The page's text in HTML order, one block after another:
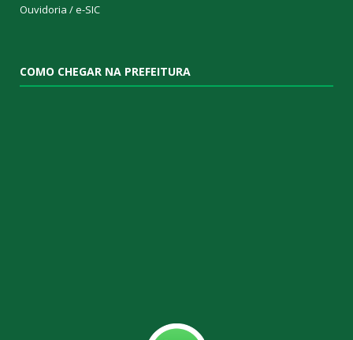
Ouvidoria /e-SIC
COMO CHEGAR NA PREFEITURA